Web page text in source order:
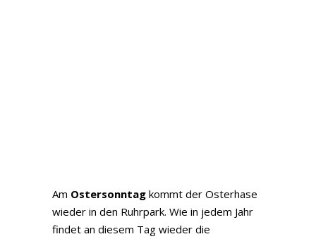
Am Ostersonntag kommt der Osterhase
wieder in den Ruhrpark. Wie in jedem Jahr
findet an diesem Tag wieder die